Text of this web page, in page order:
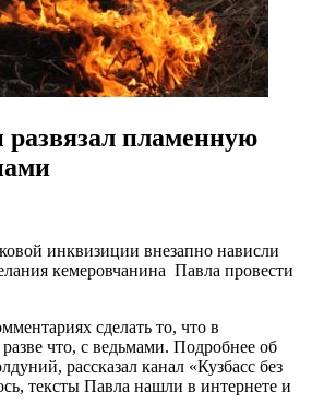
развязал пламенную
инквизиции внезапно нависли
кемеровчанина Павла провести
сделать то, что в
разве что, с ведьмами. Подробнее об
рассказал канал «Кузбасс без
тексты Павла нашли в интернете и